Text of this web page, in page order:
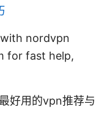
nordvpn
for fast help,
好用的vpn推荐与